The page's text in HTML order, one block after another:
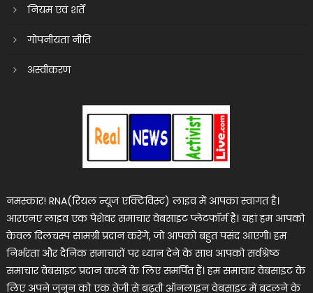
नियम एवं शर्तें
गोपनीयता नीति
अस्वीकरण
नमस्कार! RNA(रियल न्यूज एक्टिविस्ट) लाइव में आपका स्वागत है।
आरएनए लाइव एक पेशेवर समाचार वेबसाइट प्लेटफॉर्म है। यहां हम आपको
केवल दिलचस्प सामग्री प्रदान करेंगे, जो आपको बहुत पसंद आएगी। हम
निर्भरता और दैनिक समाचारों पर ध्यान देने के साथ आपको सर्वश्रेष्ठ
समाचार वेबसाइट प्रदान करने के लिए समर्पित हैं। हम समाचार वेबसाइट के
लिए अपने जुनून को एक तेजी से बढ़ती ऑनलाइन वेबसाइट में बदलने के